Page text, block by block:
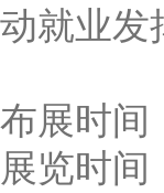
动就业发
布展时
展览时